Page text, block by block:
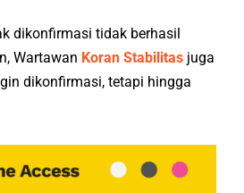
dikonfirmasi tidak berhasil
Wartawan Koran Stabilitas juga
dikonfirmasi, tetapi hingga